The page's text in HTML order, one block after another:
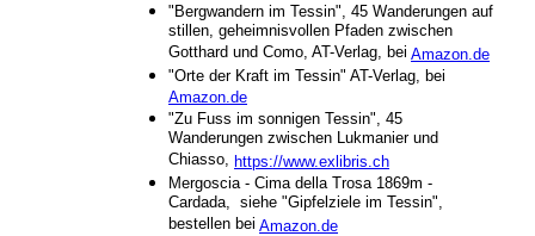
"Bergwandern im Tessin", 45 Wanderungen auf
stillen, geheimnisvollen Pfaden zwischen
Gotthard und Como, AT-Verlag, bei Amazon.de
"Orte der Kraft im Tessin" AT-Verlag, bei
Amazon.de
"Zu Fuss im sonnigen Tessin", 45
Wanderungen zwischen Lukmanier und
Chiasso, https://www.exlibris.ch
Mergoscia - Cima della Trosa 1869m -
Cardada, siehe "Gipfelziele im Tessin",
bestellen bei Amazon.de